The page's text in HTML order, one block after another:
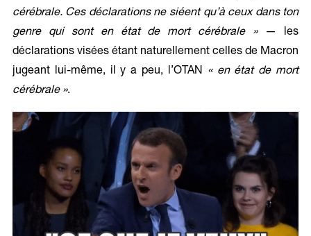
cérébrale. Ces déclarations ne siéent qu’à ceux dans ton
genre qui sont en état de mort cérébrale »— les
déclarations visées étant naturellement celles de Macron
jugeant lui-même, il y a peu, l’OTAN
« en état de mort
cérébrale ».